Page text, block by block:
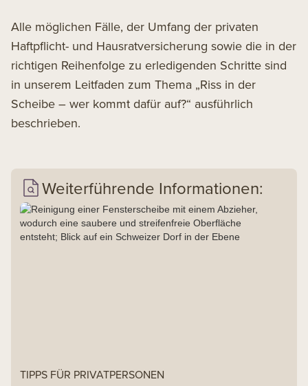
Alle möglichen Fälle, der Umfang der privaten
Haftpflicht- und Hausratversicherung sowie die in der
richtigen Reihenfolge zu erledigenden Schritte sind
in unserem Leitfaden zum Thema „Riss in der
Scheibe – wer kommt dafür auf?“ ausführlich
beschrieben.
Weiterführende Informationen:
TIPPS FÜR PRIVATPERSONEN